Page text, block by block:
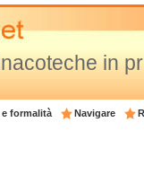
in
formalità Navigare